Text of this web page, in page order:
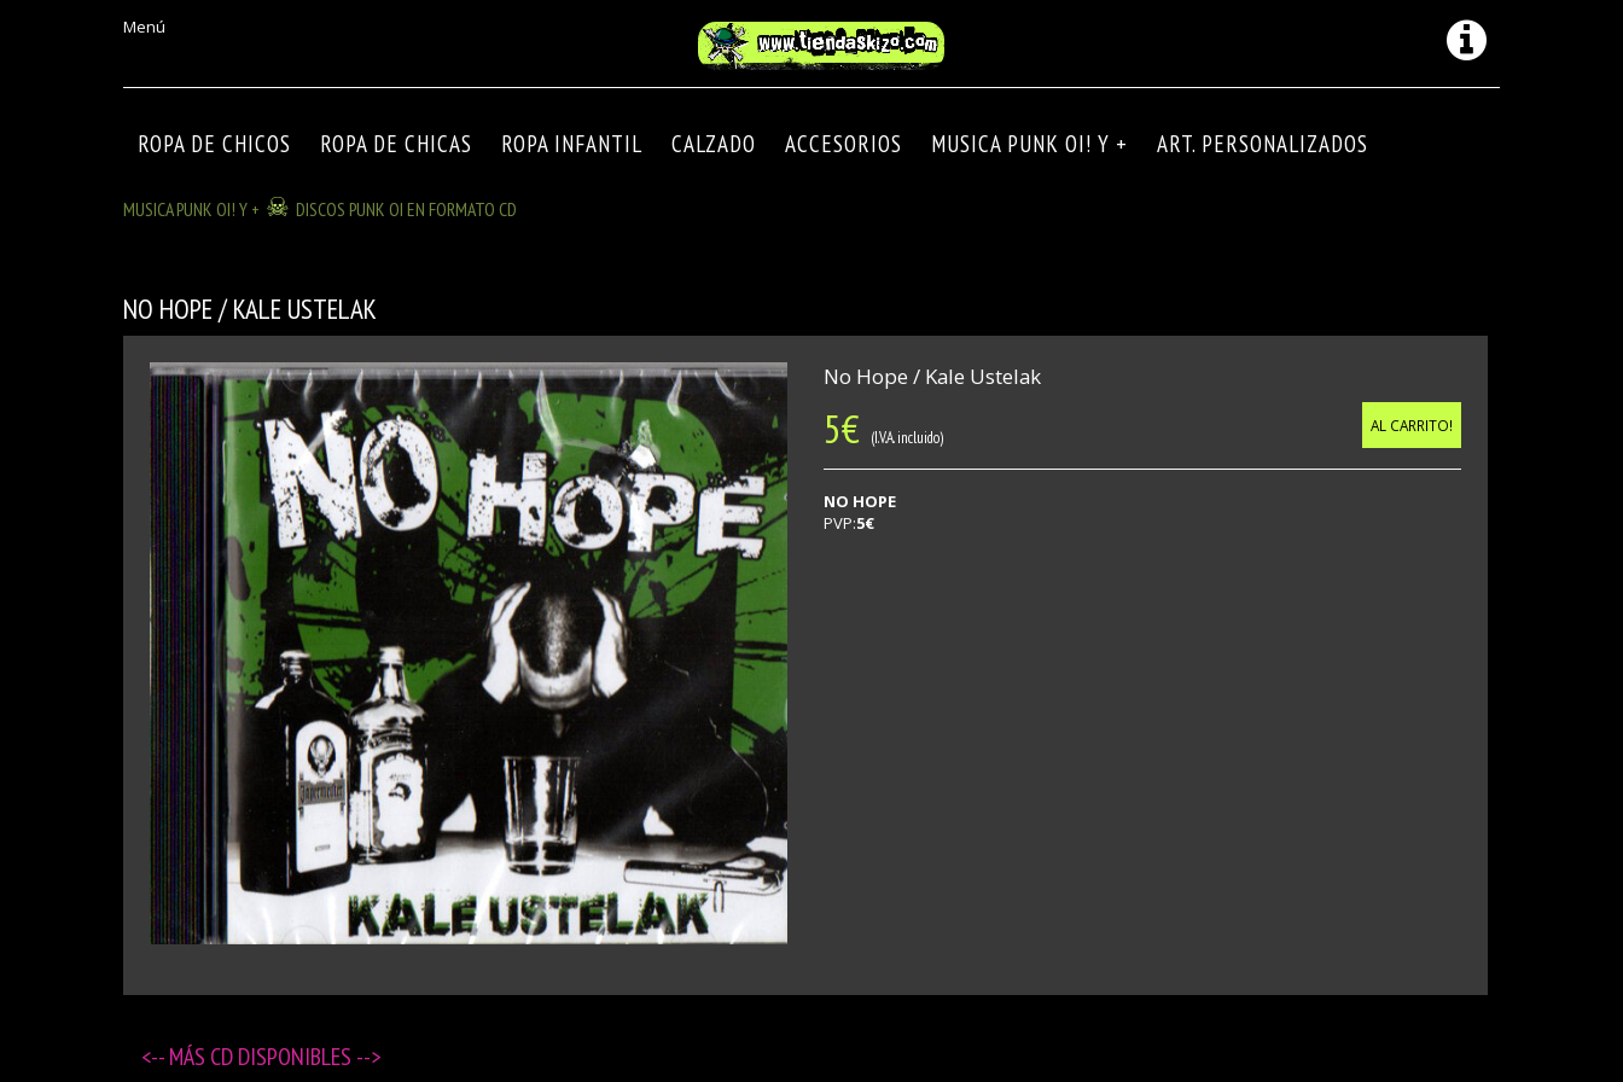
Menú
ROPA DE CHICOS ROPA DE CHICAS ROPA INFANTIL CALZADO ACCESORIOS MUSICA PUNK OI! Y + ART. PERSONALIZADOS
MUSICA PUNK OI! Y + DISCOS PUNK OI EN FORMATO CD
NO HOPE / KALE USTELAK
No Hope / Kale Ustelak
5€ (I.V.A. incluido)
AL CARRITO!
NO HOPE
PVP:5€
<-- MÁS CD DISPONIBLES -->